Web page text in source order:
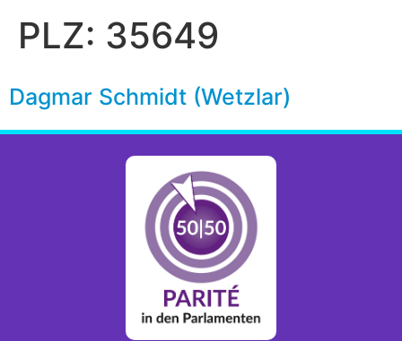
PLZ: 35649
Dagmar Schmidt (Wetzlar)